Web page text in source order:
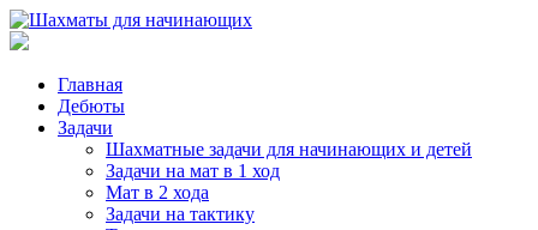
Главная
Дебюты
Задачи
Шахматные задачи для начинающих и детей
Задачи на мат в 1 ход
Мат в 2 хода
Задачи на тактику